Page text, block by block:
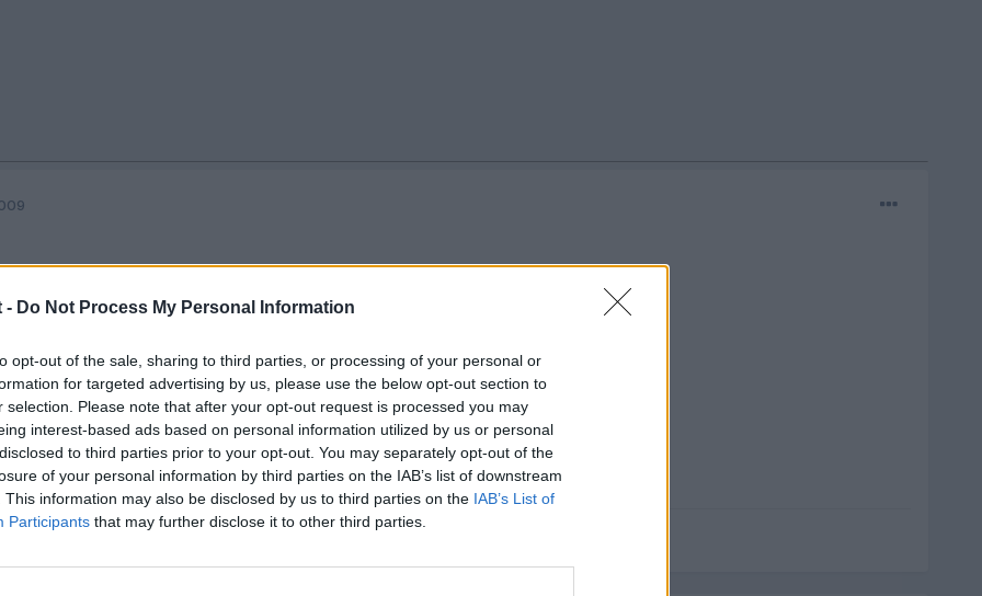
- Do Not Process My Personal Information
opt-out of the sale, sharing to third parties, or processing of your personal or
for targeted advertising by us, please use the below opt-out section to
selection. Please note that after your opt-out request is processed you may
interest-based ads based on personal information utilized by us or personal
to third parties prior to your opt-out. You may separately opt-out of the
of your personal information by third parties on the IAB’s list of downstream
This information may also be disclosed by us to third parties on the IAB’s List of
Participants that may further disclose it to other third parties.